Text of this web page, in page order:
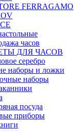
FERRAGAMO
часов
ДЛЯ ЧАСОВ
серебро
наборы и ложки
наборы
посуда
приборы